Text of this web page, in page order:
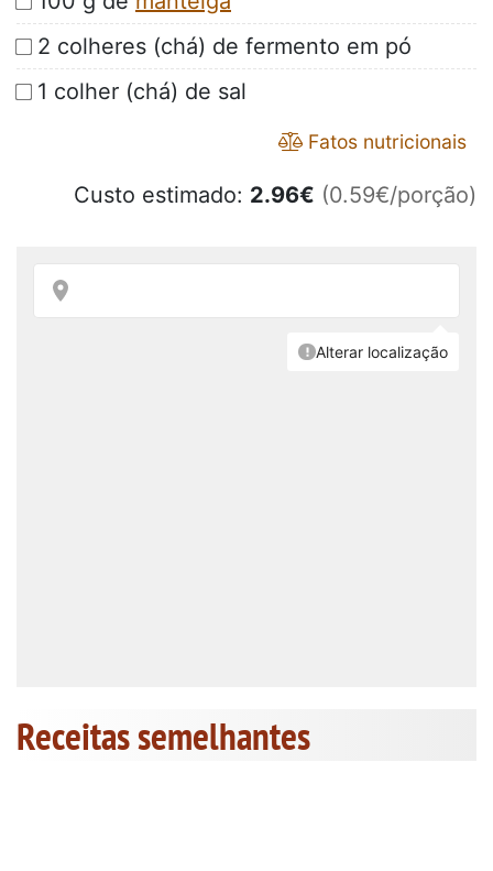
2 colheres (chá) de fermento em pó
1 colher (chá) de sal
Fatos nutricionais
Custo estimado: 2.96€ (0.59€/porção)
Receitas semelhantes